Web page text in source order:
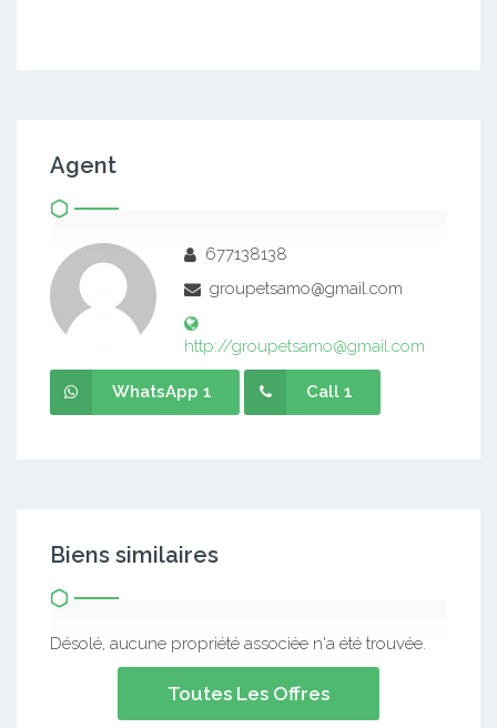
Agent
677138138
groupetsamo@gmail.com
http://groupetsamo@gmail.com
WhatsApp 1 Call 1
Biens similaires
Désolé, aucune propriété associée n'a été trouvée.
Toutes Les Offres